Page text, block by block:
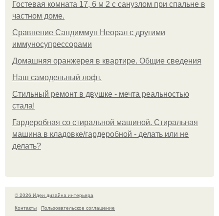
Гостевая комната 17, 6 м 2 с санузлом при спальне в
частном доме.
Сравнение Сандиммун Неорал с другими
иммуносупрессорами
Домашняя оранжерея в квартире. Общие сведения
Наш самодельный лофт.
Стильный ремонт в двушке - мечта реальностью
стала!
Гардеробная со стиральной машиной. Стиральная
машина в кладовке/гардеробной - делать или не
делать?
© 2026 Идеи дизайна интерьера
Контакты
Пользовательское соглашение